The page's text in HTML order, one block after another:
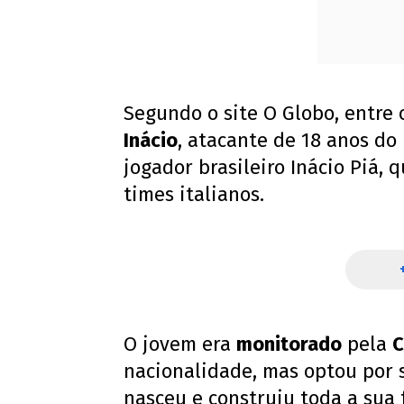
Segundo o site O Globo, entre
Inácio, atacante de 18 anos
jogador brasileiro Inácio Piá,
times italianos.
O jovem era monitorado pela
nacionalidade, mas optou
nasceu e construiu toda a